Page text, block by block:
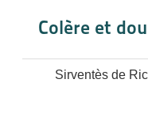
Colère et
Sirventès de